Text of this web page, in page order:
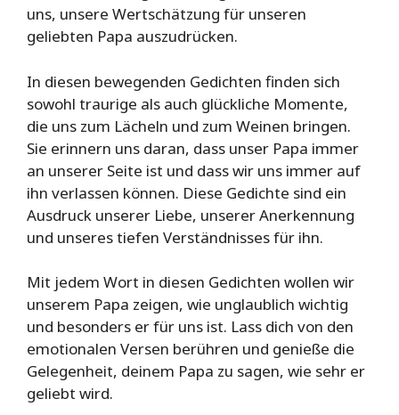
uns, unsere Wertschätzung für unseren
geliebten Papa auszudrücken.
In diesen bewegenden Gedichten finden sich
sowohl traurige als auch glückliche Momente,
die uns zum Lächeln und zum Weinen bringen.
Sie erinnern uns daran, dass unser Papa immer
an unserer Seite ist und dass wir uns immer auf
ihn verlassen können. Diese Gedichte sind ein
Ausdruck unserer Liebe, unserer Anerkennung
und unseres tiefen Verständnisses für ihn.
Mit jedem Wort in diesen Gedichten wollen wir
unserem Papa zeigen, wie unglaublich wichtig
und besonders er für uns ist. Lass dich von den
emotionalen Versen berühren und genieße die
Gelegenheit, deinem Papa zu sagen, wie sehr er
geliebt wird.